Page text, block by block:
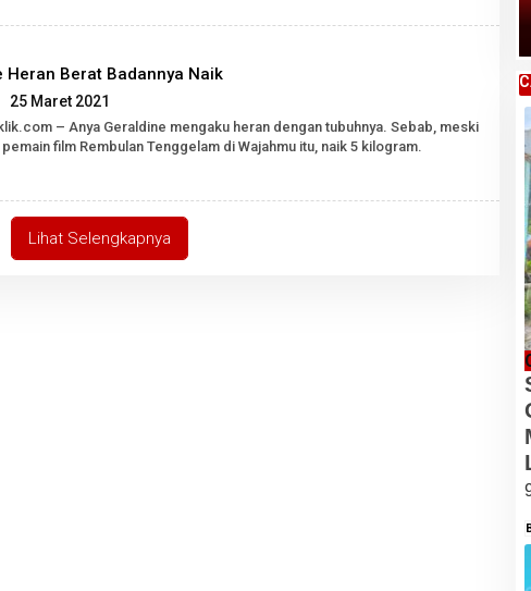
Heran Berat Badannya Naik
25 Maret 2021
Robert
Tarigan
– Anya Geraldine mengaku heran dengan tubuhnya. Sebab, meski
film Rembulan Tenggelam di Wajahmu itu, naik 5 kilogram.
Lihat Selengkapnya
2026